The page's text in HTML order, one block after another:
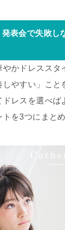
表会で失敗し
やかドレスス
やすい」こと
レスを選べば
を3つにまとめ